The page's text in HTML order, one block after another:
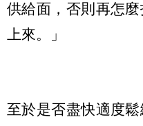
供給面，否則再怎
上來。」
至於是否盡快適度